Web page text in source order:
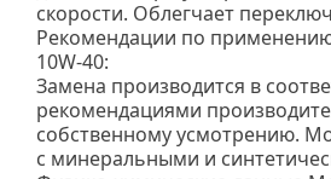
скорости. Облегчает
Рекомендации по
10W-40:
Замена производится в
рекомендациями
собственному усмотрению.
с минеральными и